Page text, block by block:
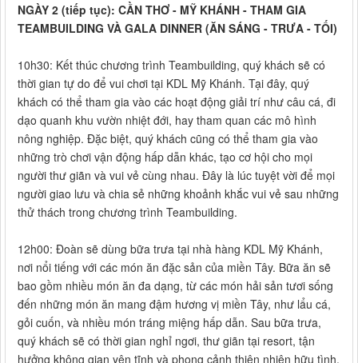
NGÀY 2 (tiếp tục): CẦN THƠ - MỸ KHÁNH - THAM GIA
TEAMBUILDING VÀ GALA DINNER (ĂN SÁNG - TRƯA - TỐI)
10h30: Kết thúc chương trình Teambuilding, quý khách sẽ có
thời gian tự do để vui chơi tại KDL Mỹ Khánh. Tại đây, quý
khách có thể tham gia vào các hoạt động giải trí như câu cá, đi
dạo quanh khu vườn nhiệt đới, hay tham quan các mô hình
nông nghiệp. Đặc biệt, quý khách cũng có thể tham gia vào
những trò chơi vận động hấp dẫn khác, tạo cơ hội cho mọi
người thư giãn và vui vẻ cùng nhau. Đây là lúc tuyệt vời để mọi
người giao lưu và chia sẻ những khoảnh khắc vui vẻ sau những
thử thách trong chương trình Teambuilding.
12h00: Đoàn sẽ dùng bữa trưa tại nhà hàng KDL Mỹ Khánh,
nơi nổi tiếng với các món ăn đặc sản của miền Tây. Bữa ăn sẽ
bao gồm nhiều món ăn đa dạng, từ các món hải sản tươi sống
đến những món ăn mang đậm hương vị miền Tây, như lẩu cá,
gỏi cuốn, và nhiều món tráng miệng hấp dẫn. Sau bữa trưa,
quý khách sẽ có thời gian nghỉ ngơi, thư giãn tại resort, tận
hưởng không gian yên tĩnh và phong cảnh thiên nhiên hữu tình.